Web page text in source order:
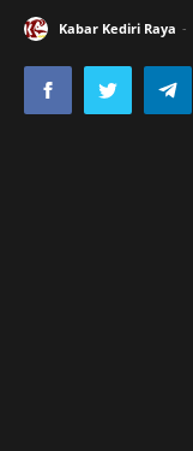
Kabar Kediri Raya